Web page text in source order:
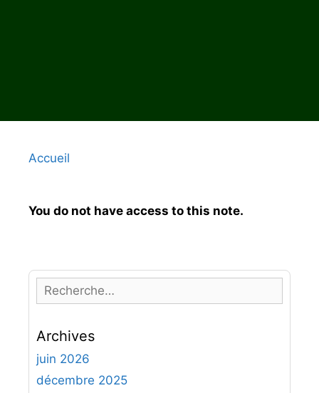
Accueil
You do not have access to this note.
e
h
e
r
Archives
juin 2026
décembre 2025